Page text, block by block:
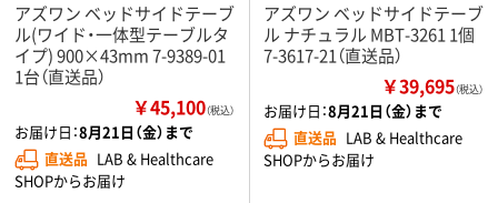
アズワン ベッドサイドテーブ
ル(ワイド・一体型テーブルタ
イプ) 900×43mm 7-9389-01
1台（直送品）
￥45,100（税込）
お届け日：8月21日（金）まで
直送品 LAB & Healthcare
SHOPからお届け
アズワン ベッドサイドテーブ
ル ナチュラル MBT-3261 1個
7-3617-21（直送品）
￥39,695（税込）
お届け日：8月21日（金）まで
直送品 LAB & Healthcare
SHOPからお届け